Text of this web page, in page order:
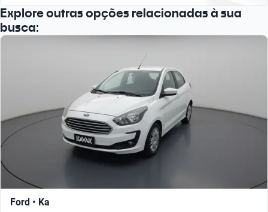
Explore outras opções relacionadas à sua
busca:
Ford • Ka